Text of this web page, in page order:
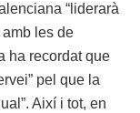
“liderarà
les de
ha recordat que
pel que la
Així i tot, en